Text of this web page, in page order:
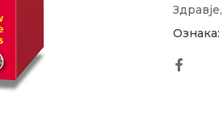
Здравје,
Ознака: